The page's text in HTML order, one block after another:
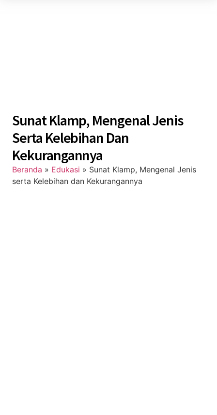
Sunat Klamp, Mengenal Jenis
Serta Kelebihan Dan
Kekurangannya
Beranda » Edukasi » Sunat Klamp, Mengenal Jenis
serta Kelebihan dan Kekurangannya